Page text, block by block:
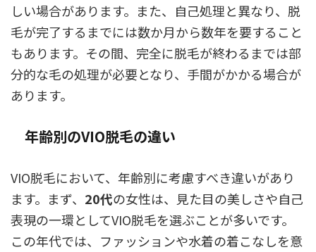
しい場合があります。また、自己処理と異なり、脱
毛が完了するまでには数か月から数年を要すること
もあります。その間、完全に脱毛が終わるまでは部
分的な毛の処理が必要となり、手間がかかる場合が
あります。
年齢別のVIO脱毛の違い
VIO脱毛において、年齢別に考慮すべき違いがあり
ます。まず、 20代の女性は、見た目の美しさや自己
表現の一環としてVIO脱毛を選ぶことが多いです。
この年代では、ファッションや水着の着こなしを意